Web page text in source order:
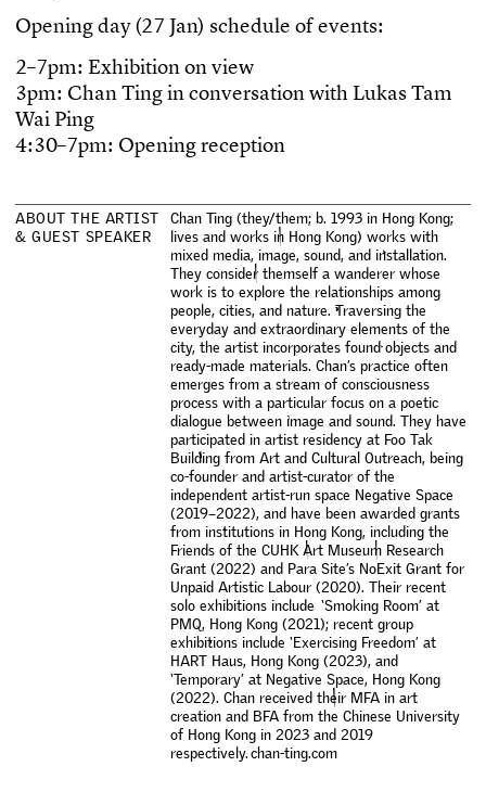
Openingday (27 Jan) schedule ofevents:
2–7pm: Exhibitiononview
3pm: ChanTinginconversationwith LukasTam
Wai Ping
4:30–7pm: Openingreception
ABOUT THE ARTIST
& GUEST SPEAKER
Chan Ting (they/them; b. 1993 in Hong Kong;
lives and works in Hong Kong) works with
mixed media, image, sound, and installation.
They consider themself a wanderer whose
work is to explore the relationships among
people, cities, and nature. Traversing the
everyday and extraordinary elements of the
city, the artist incorporates found objects and
ready-made materials. Chan’s practice often
emerges from a stream of consciousness
process with a particular focus on a poetic
dialogue between image and sound. They have
participated in artist residency at Foo Tak
Building from Art and Cultural Outreach, being
co-founder and artist-curator of the
independent artist-run space Negative Space
(2019–2022), and have been awarded grants
from institutions in Hong Kong, including the
Friends of the CUHK Art Museum Research
Grant (2022) and Para Site’s NoExit Grant for
Unpaid Artistic Labour (2020). Their recent
solo exhibitions include ‘Smoking Room’ at
PMQ, Hong Kong (2021); recent group
exhibitions include ‘Exercising Freedom’ at
HART Haus, Hong Kong (2023), and
‘Temporary’ at Negative Space, Hong Kong
(2022). Chan received their MFA in art
creation and BFA from the Chinese University
of Hong Kong in 2023 and 2019
respectively.chan-ting.com